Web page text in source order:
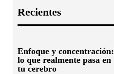
Recientes
Enfoque y concentración:
lo que realmente pasa en
tu cerebro